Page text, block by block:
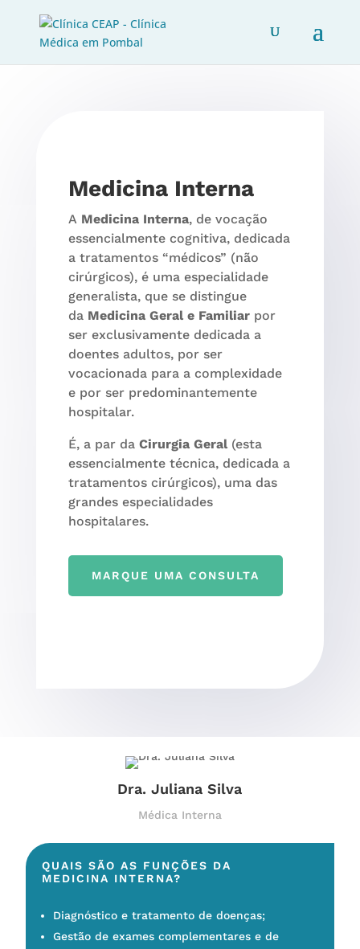
Medicina Interna
A Medicina Interna, de vocação
essencialmente cognitiva, dedicada
a tratamentos “médicos” (não
cirúrgicos), é uma especialidade
generalista, que se distingue
da Medicina Geral e Familiarpor
ser exclusivamente dedicada a
doentes adultos, por ser
vocacionada para a complexidade
e por ser predominantemente
hospitalar.
É, a par da Cirurgia Geral(esta
essencialmente técnica, dedicada a
tratamentos cirúrgicos), uma das
grandes especialidades
hospitalares.
MARQUE UMA CONSULTA
Dra. Juliana Silva
Médica Interna
QUAIS SÃO AS FUNÇÕES DA
MEDICINA INTERNA?
Diagnóstico e tratamento de doenças;
Gestão de exames complementares e de